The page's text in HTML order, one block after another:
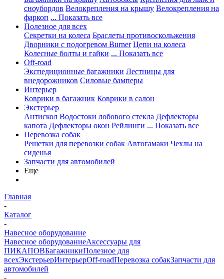
сноубордов Велокрепления на крышу Велокрепления на
фаркоп ... Показать все
Полезное для всех
Секретки на колеса Браслеты противоскольжения
Дворники с подогревом Burner Цепи на колеса
Колесные болты и гайки ... Показать все
Off-road
Экспедиционные багажники Лестницы для
внедорожников Силовые бамперы
Интерьер
Коврики в багажник Коврики в салон
Экстерьер
Антискол Водостоки лобового стекла Дефлекторы
капота Дефлекторы окон Рейлинги ... Показать все
Перевозка собак
Решетки для перевозки собак Автогамаки Чехлы на
сиденья
Запчасти для автомобилей
Еще
Главная
-
Каталог
-
Навесное оборудование
Навесное оборудованиеАксессуары для
ПИКАПОВБагажникиПолезное для
всехЭкстерьерИнтерьерOff-roadПеревозка собакЗапчасти для
автомобилей